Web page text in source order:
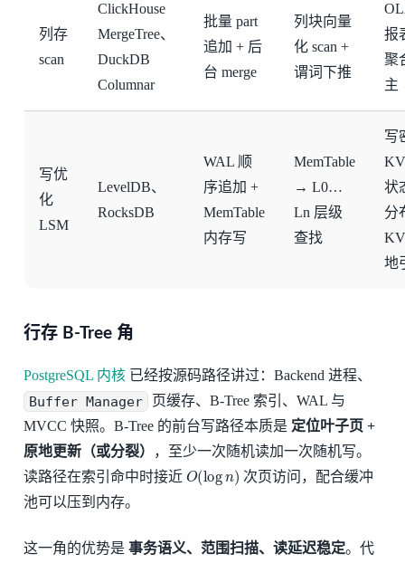
列存
scan
ClickHouse
MergeTree、
DuckDB
Columnar
批量 part
追加 + 后
台 merge
列块向量
化 scan +
谓词下推
报
聚
主
写优
化
LSM
LevelDB、
RocksDB
WAL 顺
序追加 +
MemTable
内存写
MemTable
→ L0…
Ln 层级
查找
写
状
分
地
行存 B-Tree 角
PostgreSQL 内核已经按源码路径讲过：Backend 进程、
Buffer Manager
页缓存、B-Tree 索引、WAL 与
MVCC 快照。B-Tree 的前台写路径本质是 定位叶子页 +
原地更新（或分裂）
，至少一次随机读加一次随机写。
读路径在索引命中时接近 O(log ) 次页访问，配合缓冲
池可以压到内存。
这一角的优势是 事务语义、范围扫描、读延迟稳定。代